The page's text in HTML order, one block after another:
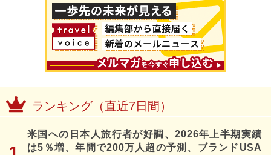
ランキング（直近7日間）
米国への日本人旅行者が好調、2026年上半期実績
は5％増、年間で200万人超の予測、ブランドUSA